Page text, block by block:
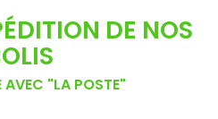
DE NOS
AVEC "LA POSTE"